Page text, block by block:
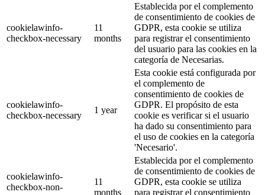
cookielawinfo-
checkbox-necessary
11
months
Establecida por el complemento
de consentimiento de cookies de
GDPR, esta cookie se utiliza
para registrar el consentimiento
del usuario para las cookies en la
categoría de Necesarias.
cookielawinfo-
checkbox-necessary
1 year
Esta cookie está configurada por
el complemento de
consentimiento de cookies de
GDPR. El propósito de esta
cookie es verificar si el usuario
ha dado su consentimiento para
el uso de cookies en la categoría
'Necesario'.
cookielawinfo-
checkbox-non-
11
months
Establecida por el complemento
de consentimiento de cookies de
GDPR, esta cookie se utiliza
para registrar el consentimiento